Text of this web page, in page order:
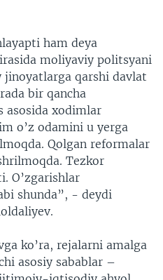
ham deya
moliyaviy politsyani
qarshi davlat
bir qancha
asosida xodimlar
o’z odamini u yerga
Qolgan reformalar
Tezkor
O’zgarishlar
shunda”, - deydi
ko’ra, rejalarni amalga
asosiy sabablar –